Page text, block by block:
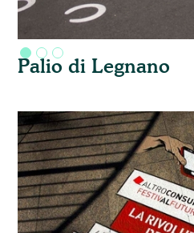
Palio di Legnano